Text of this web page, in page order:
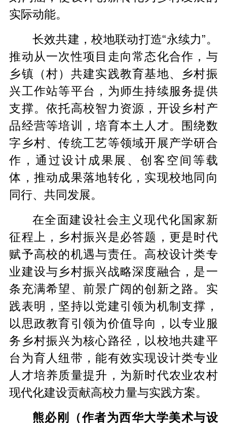
实际动能。
长效共建，校地联动打造“永续力”。
推动从一次性项目走向常态化合作，与
乡镇（村）共建实践教育基地、乡村振
兴工作站等平台，为师生持续服务提供
支撑。依托高校智力资源，开设乡村产
品经营等培训，培育本土人才。围绕数
字乡村、传统工艺等领域开展产学研合
作，通过设计成果展、创客空间等载
体，推动成果落地转化，实现校地同向
同行、共同发展。
在全面建设社会主义现代化国家新
征程上，乡村振兴是必答题，更是时代
赋予高校的机遇与责任。高校设计类专
业建设与乡村振兴战略深度融合，是一
条充满希望、前景广阔的创新之路。实
践表明，坚持以党建引领为机制支撑，
以思政教育引领为价值导向，以专业服
务乡村振兴为核心路径，以校地共建平
台为育人纽带，能有效实现设计类专业
人才培养质量提升，为新时代农业农村
现代化建设贡献高校力量与实践方案。
熊必刚（作者为西华大学美术与设